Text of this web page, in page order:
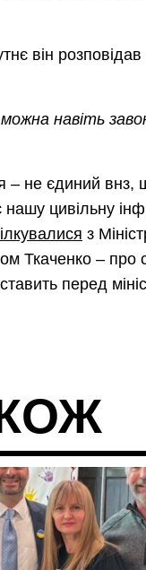
він
навіть
– не єдиний внз,
цивільну
з
Ткаченко – про
перед